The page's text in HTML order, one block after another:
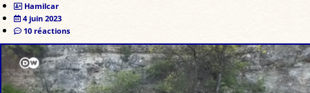
Hamilcar
4 juin 2023
10 réactions